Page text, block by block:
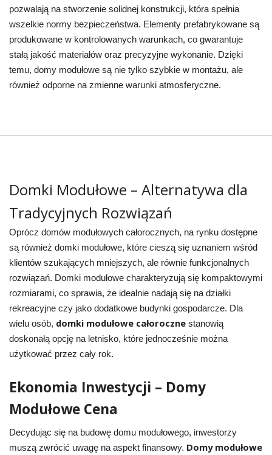
pozwalają na stworzenie solidnej konstrukcji, która spełnia
wszelkie normy bezpieczeństwa. Elementy prefabrykowane są
produkowane w kontrolowanych warunkach, co gwarantuje
stałą jakość materiałów oraz precyzyjne wykonanie. Dzięki
temu, domy modułowe są nie tylko szybkie w montażu, ale
również odporne na zmienne warunki atmosferyczne.
Domki Modułowe – Alternatywa dla
Tradycyjnych Rozwiązań
Oprócz domów modułowych całorocznych, na rynku dostępne
są również domki modułowe, które cieszą się uznaniem wśród
klientów szukających mniejszych, ale równie funkcjonalnych
rozwiązań. Domki modułowe charakteryzują się kompaktowymi
rozmiarami, co sprawia, że idealnie nadają się na działki
rekreacyjne czy jako dodatkowe budynki gospodarcze. Dla
wielu osób, domki modułowe całorocznestanowią
doskonałą opcję na letnisko, które jednocześnie można
użytkować przez cały rok.
Ekonomia Inwestycji – Domy
Modułowe Cena
Decydując się na budowę domu modułowego, inwestorzy
muszą zwrócić uwagę na aspekt finansowy. Domy modułowe